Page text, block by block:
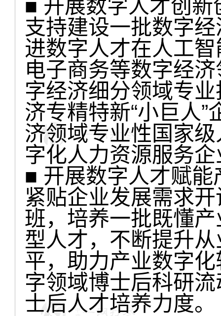
■ 开展数字人才创新
支持建设一批数字
进数字人才在人工
电子商务等数字经
字经济细分领域专
济专精特新“小巨人
济领域专业性国家
字化人力资源服务
■ 开展数字人才赋能
紧贴企业发展需求
班，培养一批既懂
型人才，不断提升
平，助力产业数字
字领域博士后科研
士后人才培养力度。